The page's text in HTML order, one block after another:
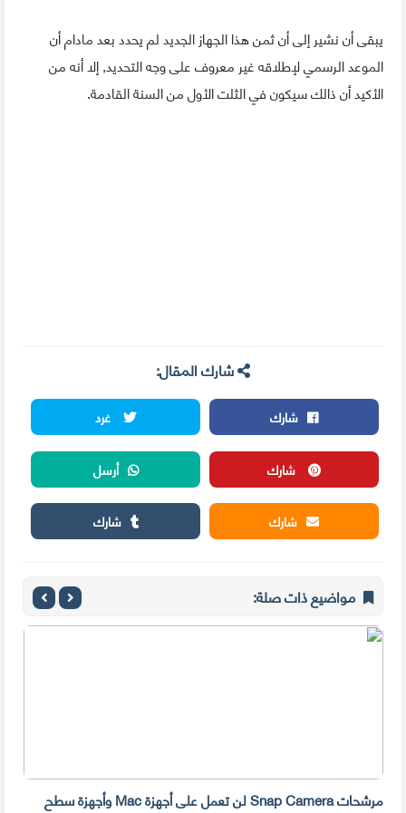
يبقى أن نشير إلى أن ثمن هذا الجهاز الجديد لم يحدد بعد مادام أن
الموعد الرسمي لإطلاقه غير معروف على وجه التحديد, إلا أنه من
الأكيد أن ذالك سيكون في الثلت الأول من السنة القادمة.
شارك المقال:
شارك
غرد
شارك
أرسل
شارك
شارك
مواضيع ذات صلة:
مرشحات Snap Camera لن تعمل على أجهزة Mac وأجهزة سطح